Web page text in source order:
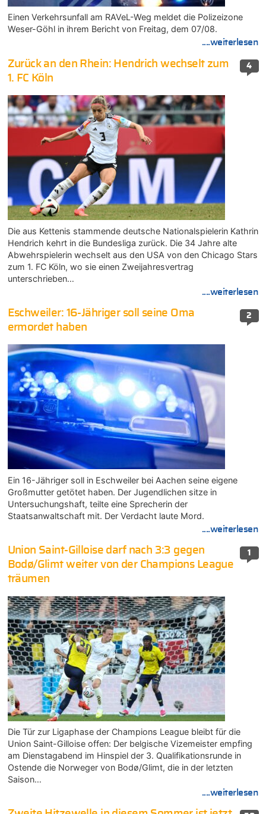
Einen Verkehrsunfall am RAVeL-Weg meldet die Polizeizone
Weser-Göhl in ihrem Bericht von Freitag, dem 07/08.
....weiterlesen
4
Zurück an den Rhein: Hendrich wechselt zum
1. FC Köln
Die aus Kettenis stammende deutsche Nationalspielerin Kathrin
Hendrich kehrt in die Bundesliga zurück. Die 34 Jahre alte
Abwehrspielerin wechselt aus den USA von den Chicago Stars
zum 1. FC Köln, wo sie einen Zweijahresvertrag
unterschrieben…
....weiterlesen
2
Eschweiler: 16-Jähriger soll seine Oma
ermordet haben
Ein 16-Jähriger soll in Eschweiler bei Aachen seine eigene
Großmutter getötet haben. Der Jugendlichen sitze in
Untersuchungshaft, teilte eine Sprecherin der
Staatsanwaltschaft mit. Der Verdacht laute Mord.
....weiterlesen
1
Union Saint-Gilloise darf nach 3:3 gegen
Bodø/Glimt weiter von der Champions League
träumen
Die Tür zur Ligaphase der Champions League bleibt für die
Union Saint-Gilloise offen: Der belgische Vizemeister empfing
am Dienstagabend im Hinspiel der 3. Qualifikationsrunde in
Ostende die Norweger von Bodø/Glimt, die in der letzten
Saison…
....weiterlesen